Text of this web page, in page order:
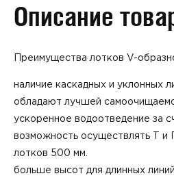
Описание
Преимущества лотков V-
наличие каскадных и уклонных
обладают лучшей
ускоренное водоотведение за
возможность осуществлять Т и
лотков 500 мм.
больше высот для длинных линий